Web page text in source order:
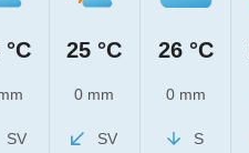
°C
SV
25 °C
0 mm
SV
26 °C
0 mm
S